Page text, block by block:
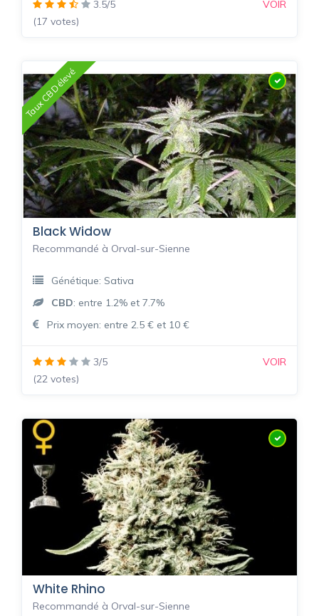
3.5/5
(17 votes)
VOIR
Taux CBD élevé
Black Widow
Recommandé à Orval-sur-Sienne
Génétique: Sativa
CBD: entre 1.2% et 7.7%
Prix moyen: entre 2.5 € et 10 €
3/5
(22 votes)
VOIR
White Rhino
Recommandé à Orval-sur-Sienne